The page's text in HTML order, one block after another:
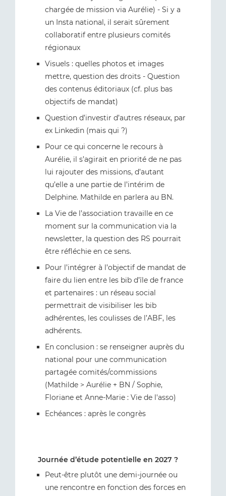
chargée de mission via Aurélie) - Si y a
un Insta national, il serait sûrement
collaboratif entre plusieurs comités
régionaux
Visuels : quelles photos et images
mettre, question des droits - Question
des contenus éditoriaux (cf. plus bas
objectifs de mandat)
Question d’investir d’autres réseaux, par
ex Linkedin (mais qui ?)
Pour ce qui concerne le recours à
Aurélie, il s’agirait en priorité de ne pas
lui rajouter des missions, d’autant
qu’elle a une partie de l’intérim de
Delphine. Mathilde en parlera au BN.
La Vie de l’association travaille en ce
moment sur la communication via la
newsletter, la question des RS pourrait
être réfléchie en ce sens.
Pour l’intégrer à l’objectif de mandat de
faire du lien entre les bib d’île de france
et partenaires : un réseau social
permettrait de visibiliser les bib
adhérentes, les coulisses de l’ABF, les
adhérents.
En conclusion : se renseigner auprès du
national pour une communication
partagée comités/commissions
(Mathilde > Aurélie + BN / Sophie,
Floriane et Anne-Marie : Vie de l'asso)
Echéances : après le congrès
Journée d’étude potentielle en 2027 ?
Peut-être plutôt une demi-journée ou
une rencontre en fonction des forces en